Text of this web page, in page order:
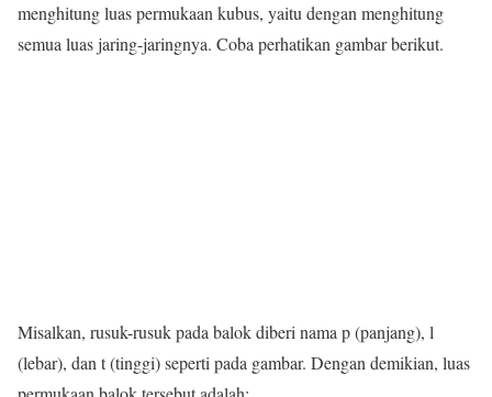
menghitung luas permukaan kubus, yaitu dengan menghitung
semua luas jaring-jaringnya. Coba perhatikan gambar berikut.
Misalkan, rusuk-rusuk pada balok diberi nama p (panjang), l
(lebar), dan t (tinggi) seperti pada gambar. Dengan demikian, luas